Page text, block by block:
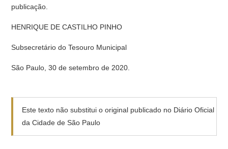
publicação.
HENRIQUE DE CASTILHO PINHO
Subsecretário do Tesouro Municipal
São Paulo, 30 de setembro de 2020.
Este texto não substitui o original publicado no Diário Oficial
da Cidade de São Paulo